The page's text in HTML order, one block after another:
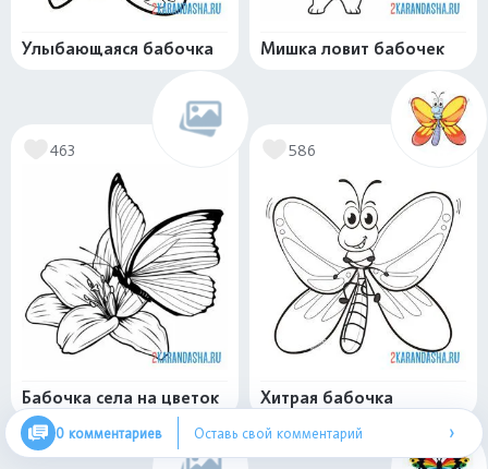
Улыбающаяся бабочка Мишка ловит бабочек
463
Бабочка села на цветок
586
Хитрая бабочка
0 комментариев Оставь свой комментарий ›